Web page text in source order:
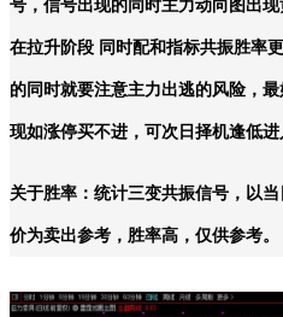
号，信号出现的同时主力动向图出
在拉升阶段 同时配和指标共振胜率
的同时就要注意主力出逃的风险，
现如涨停买不进，可次日择机逢低进
关于胜率：统计三变共振信号，以
价为卖出参考，胜率高，仅供参考。